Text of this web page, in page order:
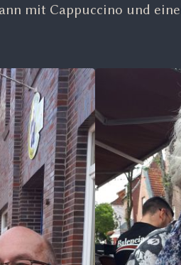
mit Cappuccino und